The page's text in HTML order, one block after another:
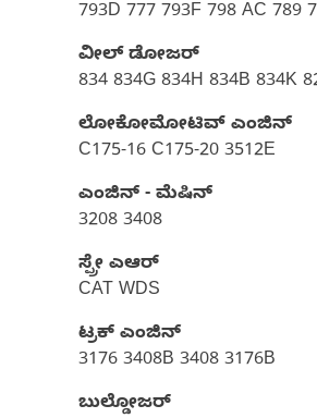
793D 777 793F 798 AC 789
ವೀಲ್ ಡೋಜರ್​
834 834G 834H 834B 834K
ಲೋಕೋಮೋಟಿವ್ ಎಂಜಿನ್
C175-16 C175-20 3512E
ಎಂಜಿನ್ - ಮೆಷಿನ್
3208 3408
ಸ್ಪ್ರೇ ಎಆರ್
CAT WDS
ಟ್ರಕ್ ಎಂಜಿನ್
3176 3408B 3408 3176B
ಬುಲ್ಡೋಜರ್